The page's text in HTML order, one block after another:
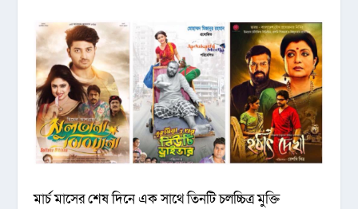
মার্চ মাসের শেষ দিনে এক সাথে তিনটি চলচ্চিত্র মুক্তি